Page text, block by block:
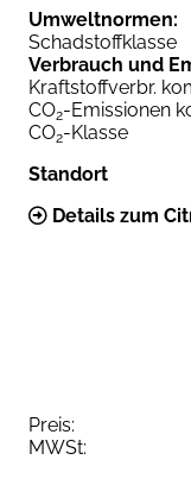
Umweltnormen:
Schadstoffklasse
Verbrauch und
Kraftstoffverbr.
CO2-Emissionen
CO2-Klasse
Standort
Details zum
Preis:
MWSt: